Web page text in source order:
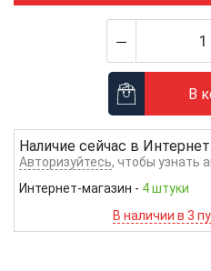
В
Наличие сейчас в
Авторизуйтесь, чтобы узнать
Интернет-магазин - 4 штуки
В наличии в 3